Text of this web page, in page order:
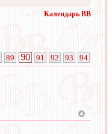
Календарь ВВ
89 90 91 92 93 94